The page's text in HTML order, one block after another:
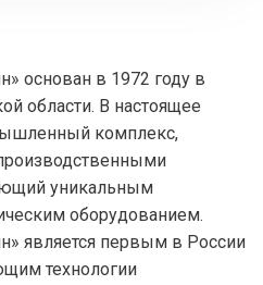
основан в 1972 году в
области. В настоящее
комплекс,
уникальным
оборудованием.
является первым в России
технологии